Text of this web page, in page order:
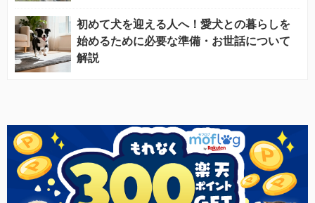
初めて犬を迎える人へ！愛犬との暮らしを
始めるために必要な準備・お世話について
解説